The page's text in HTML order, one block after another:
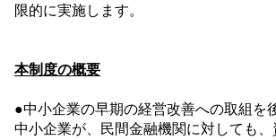
限的に実施します。
本制度の概要
●中小企業の早期の経営改善への取組を
中小企業が、民間金融機関に対しても